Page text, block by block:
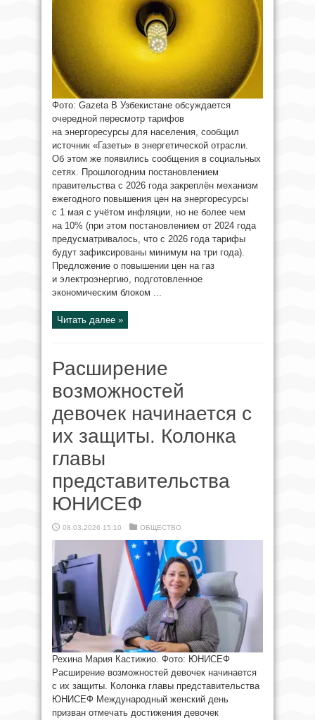
Фото: Gazeta В Узбекистане обсуждается
очередной пересмотр тарифов
на энергоресурсы для населения, сообщил
источник «Газеты» в энергетической отрасли.
Об этом же появились сообщения в социальных
сетях. Прошлогодним постановлением
правительства с 2026 года закреплён механизм
ежегодного повышения цен на энергоресурсы
с 1 мая с учётом инфляции, но не более чем
на 10% (при этом постановлением от 2024 года
предусматривалось, что с 2026 года тарифы
будут зафиксированы минимум на три года).
Предложение о повышении цен на газ
и электроэнергию, подготовленное
экономическим блоком ...
Читать далее »
Расширение
возможностей
девочек начинается с
их защиты. Колонка
главы
представительства
ЮНИСЕФ
08.03.2026 15:10 ОБЩЕСТВО
Рехина Мария Кастижио. Фото: ЮНИСЕФ
Расширение возможностей девочек начинается
с их защиты. Колонка главы представительства
ЮНИСЕФ Международный женский день
призван отмечать достижения девочек